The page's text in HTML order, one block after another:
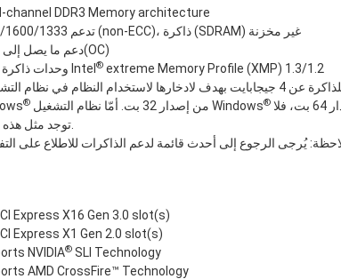
channel DDR3 Memory architecture
تدعم 1800/1600/1333 (non-ECC)، ذاكرة (SDRAM) غير مخزنة
دعم ما يصل إلى 2500(OC)
وحدات ذاكرة بتقنية Intel ® extreme Memory Profile (XMP) 1.3/1.2
® ‎ من إصدار 32 بت. أمّا نظام التشغيل Windows®
يُرجى الرجوع إلى أحدث قائمة لدعم الذاكرات للاطلاع على
Express X16 Gen 3.0 slot(s)
Express X1 Gen 2.0 slot(s)
NVIDIA® SLI Technology
AMD CrossFire™ Technology